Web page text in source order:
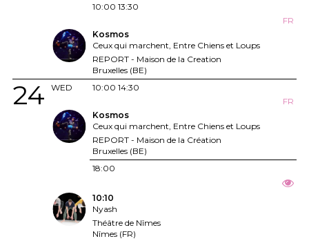
10:00 13:30
FR
Kosmos
Ceux qui marchent, Entre Chiens et Loups
REPORT - Maison de la Creation
Bruxelles (BE)
WED
24 10:00 14:30
FR
Kosmos
Ceux qui marchent, Entre Chiens et Loups
REPORT - Maison de la Création
Bruxelles (BE)
18:00
10:10
Nyash
Théâtre de Nîmes
Nîmes (FR)